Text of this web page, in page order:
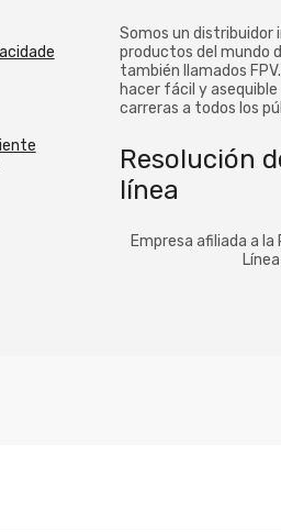
Somos un distribuidor
productos del mundo
también llamados
hacer fácil y
carreras a todos los
Resolución
línea
Empresa afiliada a